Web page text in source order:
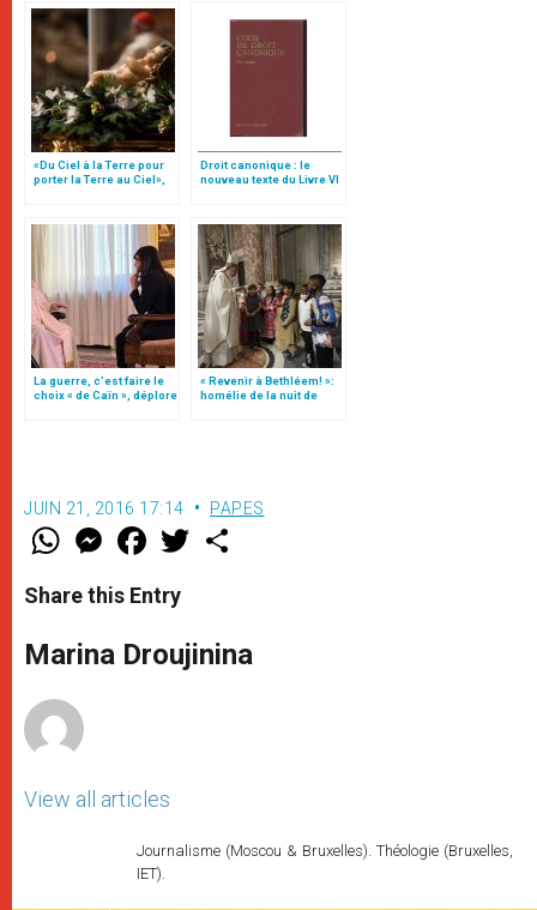
«Du Ciel à la Terre pour
porter la Terre au Ciel»,
Droit canonique : le
nouveau texte du Livre VI
La guerre, c’est faire le
choix « de Caïn », déplore
« Revenir à Bethléem! »:
homélie de la nuit de
Noël (texte complet)
JUIN 21, 2016 17:14 PAPES
W
t
s
p
p
M
e
s
e
g
e
F
a
e
b
o
k
w
r
Share this Entry
Marina Droujinina
View all articles
Journalisme (Moscou & Bruxelles). Théologie (Bruxelles,
IET).